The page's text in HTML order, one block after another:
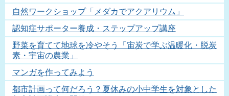
自然ワークショップ「メダカでアクアリウム」
認知症サポーター養成・ステップアップ講座
野菜を育てて地球を冷やそう「宙炭で学ぶ温暖化・脱炭
素・宇宙の農業」
マンガを作ってみよう
都市計画って何だろう？夏休みの小中学生を対象とした